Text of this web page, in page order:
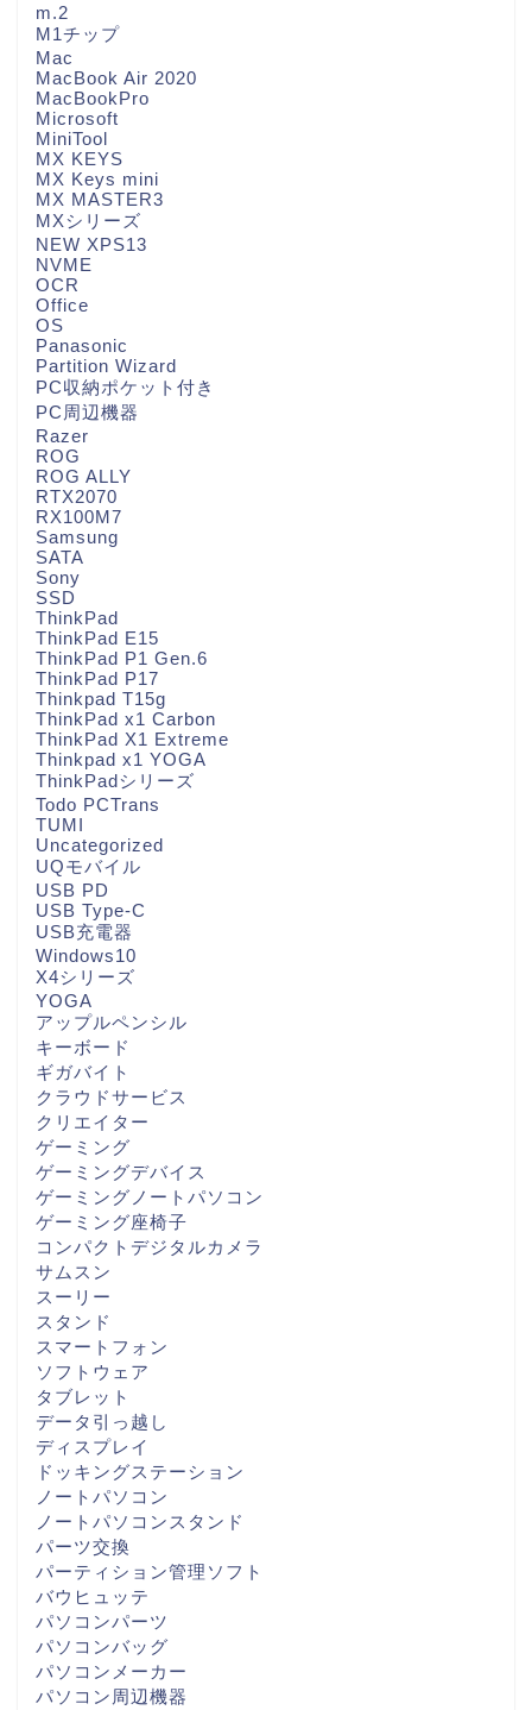
m.2
M1チップ
Mac
MacBook Air 2020
MacBookPro
Microsoft
MiniTool
MX KEYS
MX Keys mini
MX MASTER3
MXシリーズ
NEW XPS13
NVME
OCR
Office
OS
Panasonic
Partition Wizard
PC収納ポケット付き
PC周辺機器
Razer
ROG
ROG ALLY
RTX2070
RX100M7
Samsung
SATA
Sony
SSD
ThinkPad
ThinkPad E15
ThinkPad P1 Gen.6
ThinkPad P17
Thinkpad T15g
ThinkPad x1 Carbon
ThinkPad X1 Extreme
Thinkpad x1 YOGA
ThinkPadシリーズ
Todo PCTrans
TUMI
Uncategorized
UQモバイル
USB PD
USB Type-C
USB充電器
Windows10
X4シリーズ
YOGA
アップルペンシル
キーボード
ギガバイト
クラウドサービス
クリエイター
ゲーミング
ゲーミングデバイス
ゲーミングノートパソコン
ゲーミング座椅子
コンパクトデジタルカメラ
サムスン
スーリー
スタンド
スマートフォン
ソフトウェア
タブレット
データ引っ越し
ディスプレイ
ドッキングステーション
ノートパソコン
ノートパソコンスタンド
パーツ交換
パーティション管理ソフト
バウヒュッテ
パソコンパーツ
パソコンバッグ
パソコンメーカー
パソコン周辺機器